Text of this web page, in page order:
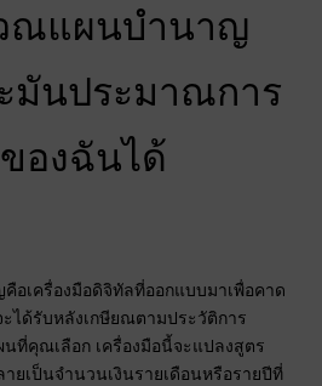
ณแผนบำนาญ
มันประมาณการ
องฉันได้
อเครื่องมือดิจิทัลที่ออกแบบมาเพื่อคาด
ได้รับหลังเกษียณตามประวัติการ
ที่คุณเลือก เครื่องมือนี้จะแปลงสูตร
ยเป็นจำนวนเงินรายเดือนหรือรายปีที่